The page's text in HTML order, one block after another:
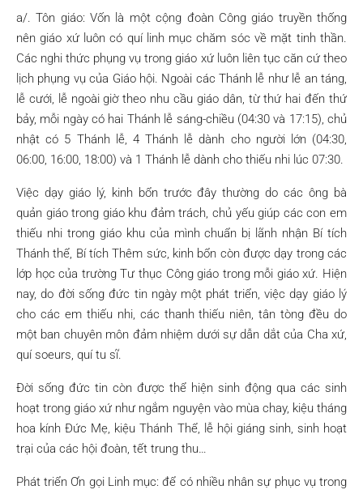
a/. Tôn giáo: Vốn là một cộng đoàn Công giáo truyền thống
nên giáo xứ luôn có quí linh mục chăm sóc về mặt tinh thần.
Các nghi thức phụng vụ trong giáo xứ luôn liên tục căn cứ theo
lịch phụng vụ của Giáo hội. Ngoài các Thánh lễ như lễ an táng,
lễ cưới, lễ ngoài giờ theo nhu cầu giáo dân, từ thứ hai đến thứ
bảy, mỗi ngày có hai Thánh lễ sáng-chiều (04:30 và 17:15), chủ
nhật có 5 Thánh lễ, 4 Thánh lễ dành cho người lớn (04:30,
06:00, 16:00, 18:00) và 1 Thánh lễ dành cho thiếu nhi lúc 07:30.
Việc dạy giáo lý, kinh bổn trước đây thường do các ông bà
quản giáo trong giáo khu đảm trách, chủ yếu giúp các con em
thiếu nhi trong giáo khu của mình chuẩn bị lãnh nhận Bí tích
Thánh thể, Bí tích Thêm sức, kinh bổn còn được dạy trong các
lớp học của trường Tư thục Công giáo trong mỗi giáo xứ. Hiện
nay, do đời sống đức tin ngày một phát triển, việc dạy giáo lý
cho các em thiếu nhi, các thanh thiếu niên, tân tòng đều do
một ban chuyên môn đảm nhiệm dưới sự dẫn dắt của Cha xứ,
quí soeurs, quí tu sĩ.
Đời sống đức tin còn được thể hiện sinh động qua các sinh
hoạt trong giáo xứ như ngắm nguyện vào mùa chay, kiệu tháng
hoa kính Đức Mẹ, kiệu Thánh Thể, lễ hội giáng sinh, sinh hoạt
trại của các hội đoàn, tết trung thu…
Phát triển Ơn gọi Linh mục: để có nhiều nhân sự phục vụ trong